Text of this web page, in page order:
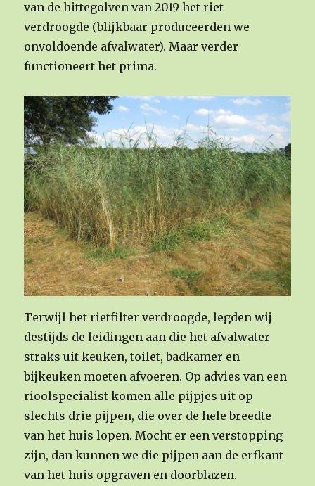
van de hittegolven van 2019 het riet
verdroogde (blijkbaar produceerden we
onvoldoende afvalwater). Maar verder
functioneert het prima.
Terwijl het rietfilter verdroogde, legden wij
destijds de leidingen aan die het afvalwater
straks uit keuken, toilet, badkamer en
bijkeuken moeten afvoeren. Op advies van een
rioolspecialist komen alle pijpjes uit op
slechts drie pijpen, die over de hele breedte
van het huis lopen. Mocht er een verstopping
zijn, dan kunnen we die pijpen aan de erfkant
van het huis opgraven en doorblazen.